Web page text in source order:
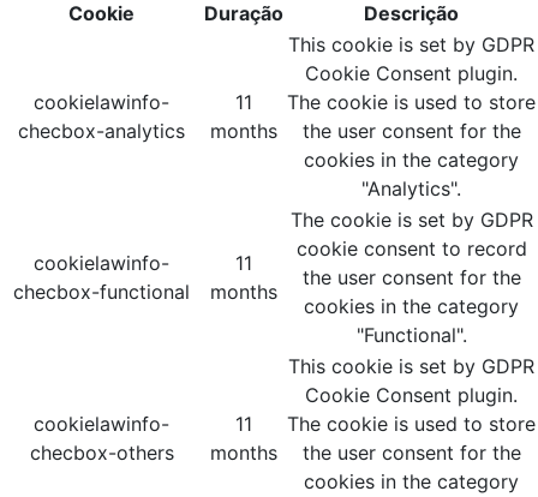
Cookie
Duração Descrição
cookielawinfo-
checbox-analytics
11
months
This cookie is set by GDPR
Cookie Consent plugin.
The cookie is used to store
the user consent for the
cookies in the category
"Analytics".
cookielawinfo-
checbox-functional
11
months
The cookie is set by GDPR
cookie consent to record
the user consent for the
cookies in the category
"Functional".
cookielawinfo-
checbox-others
11
months
This cookie is set by GDPR
Cookie Consent plugin.
The cookie is used to store
the user consent for the
cookies in the category